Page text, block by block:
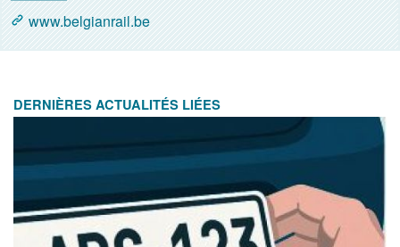
www.belgianrail.be
DERNIÈRES ACTUALITÉS LIÉES